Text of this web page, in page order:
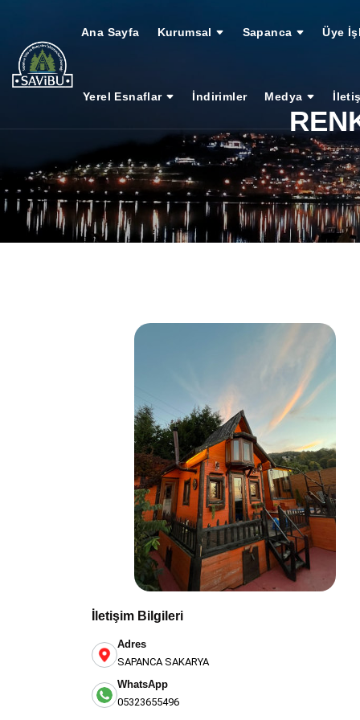
Ana Sayfa Kurumsal Sapanca Üye
Yerel Esnaflar İndirimler Medya
İletişim Bilgileri
Adres
SAPANCA SAKARYA
WhatsApp
05323655496
VİLLA PREMİUM / SAPANCA